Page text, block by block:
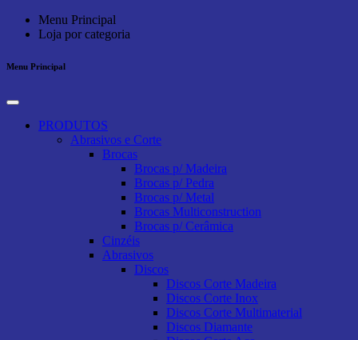
Menu Principal
Loja por categoria
Menu Principal
PRODUTOS
Abrasivos e Corte
Brocas
Brocas p/ Madeira
Brocas p/ Pedra
Brocas p/ Metal
Brocas Multiconstruction
Brocas p/ Cerâmica
Cinzéis
Abrasivos
Discos
Discos Corte Madeira
Discos Corte Inox
Discos Corte Multimaterial
Discos Diamante